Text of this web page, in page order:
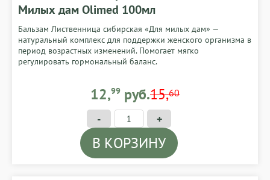
Милых дам Olimed 100мл
Бальзам Лиственница сибирская «Для милых дам» —
натуральный комплекс для поддержки женского организма в
период возрастных изменений. Помогает мягко
регулировать гормональный баланс.
15,60
12,99 BYN
12,99 руб.
- +
В КОРЗИНУ